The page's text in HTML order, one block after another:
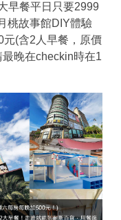
早餐平日只要2999
桃故事館DIY體驗
(含2人早餐，原價
晚在checkin時在1